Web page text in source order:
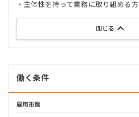
・主体性を持って業務に取り組める方
閉じる
働く条件
雇用形態